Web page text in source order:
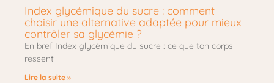
Index glycémique du sucre : comment
choisir une alternative adaptée pour mieux
contrôler sa glycémie ?
En bref Index glycémique du sucre : ce que ton corps
ressent
Lire la suite »